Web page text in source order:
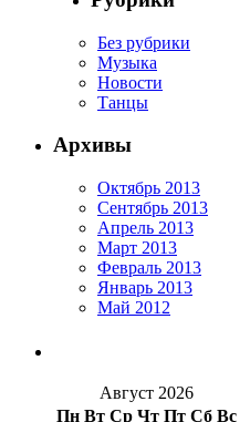
Без рубрики
Музыка
Новости
Танцы
Архивы
Октябрь 2013
Сентябрь 2013
Апрель 2013
Март 2013
Февраль 2013
Январь 2013
Май 2012
Август 2026
Пн Вт Ср Чт Пт Сб Вс